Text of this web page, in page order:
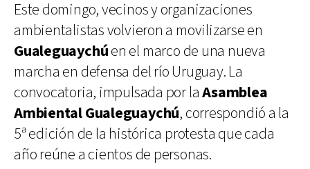
Este domingo, vecinos y organizaciones
ambientalistas volvieron a movilizarse en
Gualeguaychúen el marco de una nueva
marcha en defensa del río Uruguay. La
convocatoria, impulsada por laAsamblea
Ambiental Gualeguaychú, correspondió a la
5ª edición de la histórica protesta que cada
año reúne a cientos de personas.